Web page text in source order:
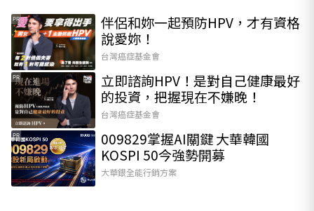
PR
伴侶和妳一起預防HPV，才有資格
說愛妳！
台灣癌症基金會
PR
立即諮詢HPV！是對自己健康最好
的投資，把握現在不嫌晚！
台灣癌症基金會
PR
009829掌握AI關鍵 大華韓國
KOSPI 50今強勢開募
大華銀全能行銷方案